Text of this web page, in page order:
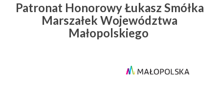
Patronat Honorowy Łukasz Smółka
Marszałek Województwa
Małopolskiego